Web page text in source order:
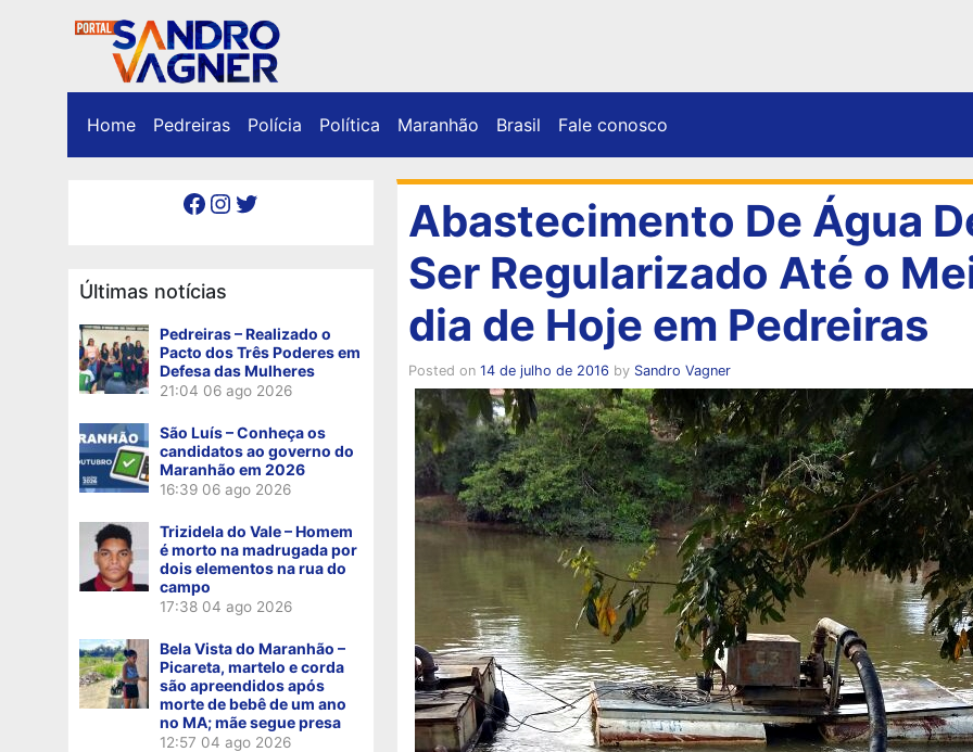
Home Pedreiras Polícia Política Maranhão Brasil Fale conosco
Facebook Instagram Twitter
Últimas notícias
Pedreiras – Realizado o
Pacto dos Três Poderes em
Defesa das Mulheres
21:04 06 ago 2026
São Luís – Conheça os
candidatos ao governo do
Maranhão em 2026
16:39 06 ago 2026
Trizidela do Vale – Homem
é morto na madrugada por
dois elementos na rua do
campo
17:38 04 ago 2026
Bela Vista do Maranhão –
Picareta, martelo e corda
são apreendidos após
morte de bebê de um ano
no MA; mãe segue presa
12:57 04 ago 2026
Abastecimento De Água
Ser Regularizado Até o
dia de Hoje em Pedreiras
Posted on 14 de julho de 2016 by Sandro Vagner